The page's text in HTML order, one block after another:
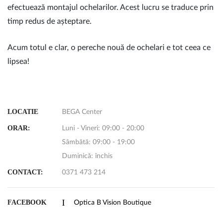
efectuează montajul ochelarilor. Acest lucru se traduce prin
timp redus de așteptare.
Acum totul e clar, o pereche nouă de ochelari e tot ceea ce
lipsea!
LOCATIE BEGA Center
ORAR:
Luni - Vineri: 09:00 - 20:00
Sâmbătă: 09:00 - 19:00
Duminică: închis
CONTACT: 0371 473 214
FACEBOOK Optica B Vision Boutique